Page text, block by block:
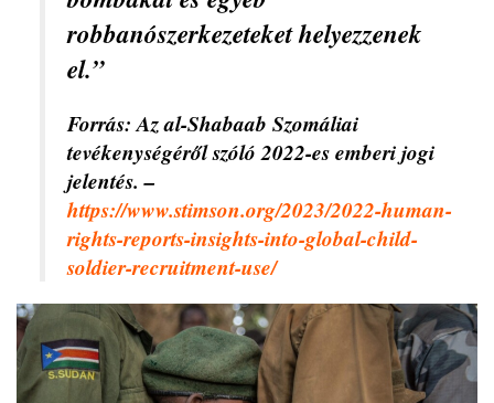
robbanószerkezeteket helyezzenek
el.”
Forrás: Az al-Shabaab Szomáliai
tevékenységéről szóló 2022-es emberi jogi
jelentés. –
https://www.stimson.org/2023/2022-human-
rights-reports-insights-into-global-child-
soldier-recruitment-use/